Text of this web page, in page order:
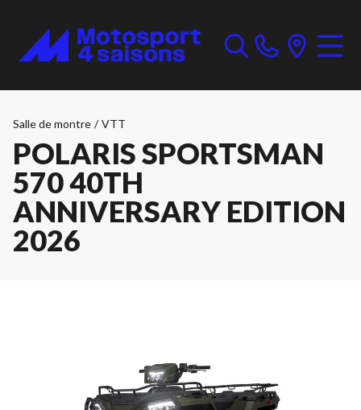
Salle de montre / VTT
POLARIS SPORTSMAN
570 40TH
ANNIVERSARY EDITION
2026